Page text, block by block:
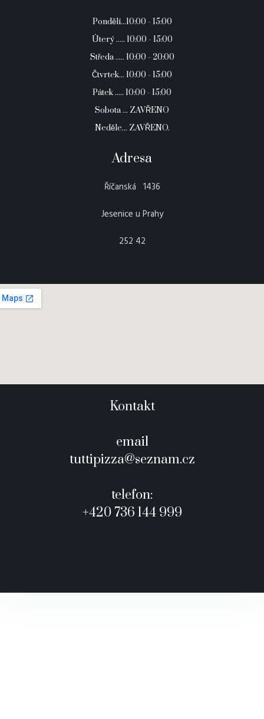
Pondělí...10:00 - 15:00
Úterý ..... 10:00 - 15:00
Středa ..... 10:00 - 20:00
Čtvrtek... 10:00 - 15:00
Pátek ..... 10:00 - 15:00
Sobota ... ZAVŘENO
Neděle... ZAVŘENO.
Adresa
Říčanská 1436
Jesenice u Prahy
252 42
Kontakt
email
tuttipizza@seznam.cz
telefon:
+420 736 144 999